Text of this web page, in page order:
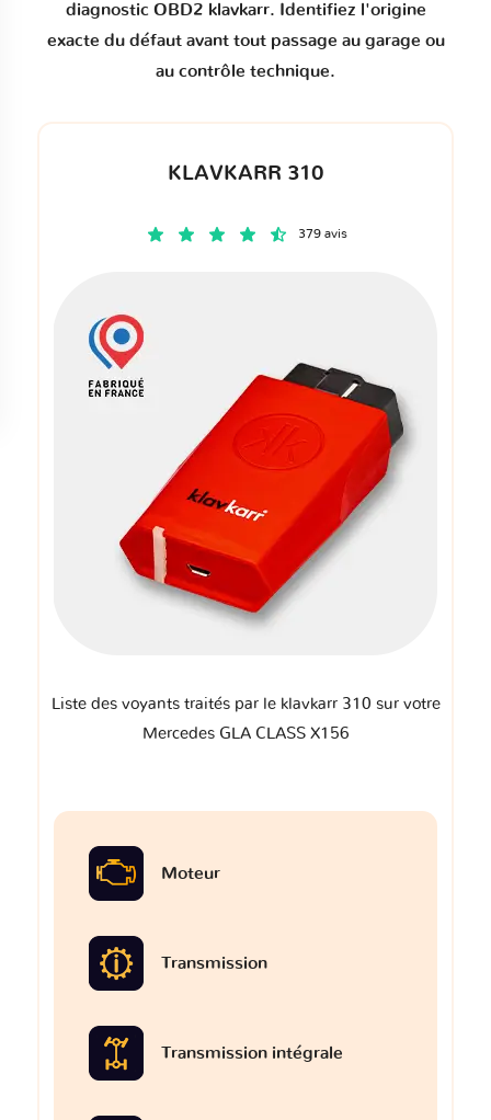
diagnostic OBD2 klavkarr. Identifiez l'origine
exacte du défaut avant tout passage au garage ou
au contrôle technique.
KLAVKARR 310
379 avis
Liste des voyants traités par le klavkarr 310 sur votre
Mercedes GLA CLASS X156
Moteur
Transmission
Transmission intégrale